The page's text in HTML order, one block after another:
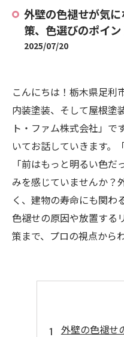
外壁の色褪せが気
策、色選びのポイ
2025/07/20
こんにちは！栃木県足利
内装塗装、そして屋根塗
ト・ファム株式会社」で
いてお話していきます。
「前はもっと明るい色
みを感じていませんか？
く、建物の寿命にも関わ
色褪せの原因や放置する
策まで、プロの視点から
外壁の色褪せ